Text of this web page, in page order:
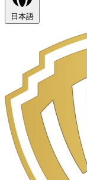
日本語